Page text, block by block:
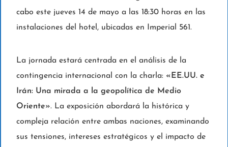
cabo este jueves 14 de mayo a las 18:30 horas en las
instalaciones del hotel, ubicadas en Imperial 561.
La jornada estará centrada en el análisis de la
contingencia internacional con la charla: «EE.UU. e
Irán: Una mirada a la geopolítica de Medio
Oriente». La exposición abordará la histórica y
compleja relación entre ambas naciones, examinando
sus tensiones, intereses estratégicos y el impacto de